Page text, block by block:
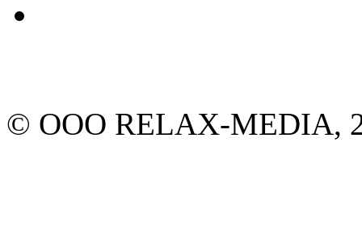
© ООО RELAX-MEDIA,